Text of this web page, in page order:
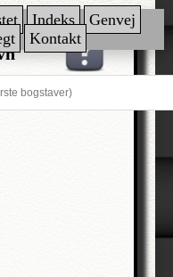
Indeks
Genvej
Kontakt